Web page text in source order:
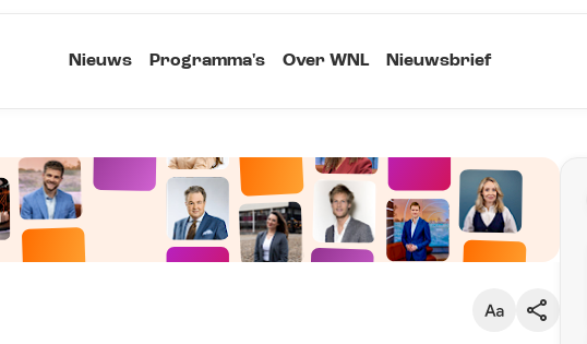
Nieuws Programma's Over WNL Nieuwsbrief